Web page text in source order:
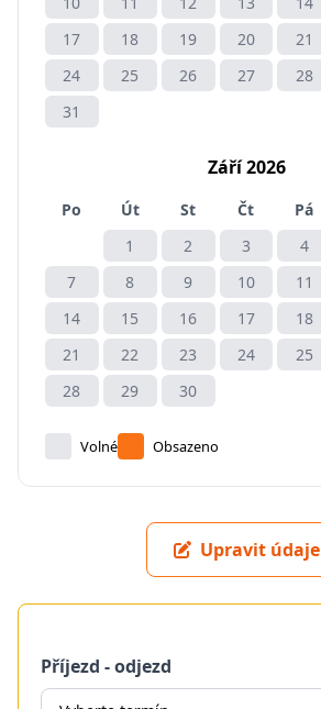
17
18 19 20 21
24
25 26 27 28
31
Září 2026
Po Út St Čt Pá
1
2 3 4
7
8 9 10 11
14
15 16 17 18
21
22 23 24 25
28
29 30
Volné Obsazeno
Upravit údaje
Příjezd - odjezd